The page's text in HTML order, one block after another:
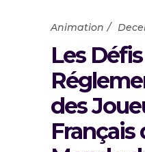
Animation
Les
des
Français